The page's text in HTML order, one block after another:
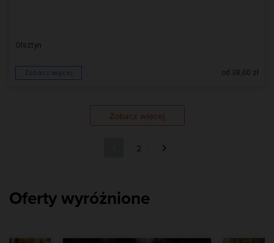
Olsztyn
Zobacz więcej od 38,00 zł
Zobacz więcej
2
Oferty wyróżnione